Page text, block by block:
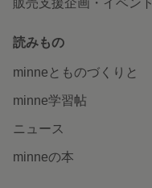
読みもの
minneとものづくりと
minne学習帖
ニュース
minneの本